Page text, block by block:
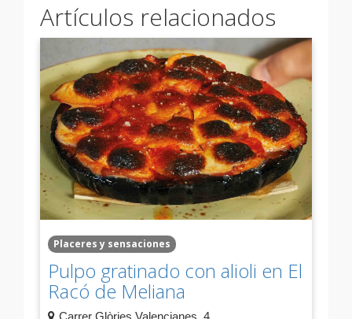
Artículos relacionados
Placeres y sensaciones
Pulpo gratinado con alioli en El
Racó de Meliana
Carrer Glòries Valencianes, 4